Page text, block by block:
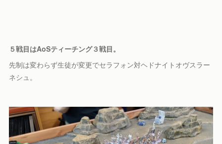
５戦目はAoSティーチング３戦目。
先制は変わらず生徒が変更でセラフォン対ヘドナイトオヴスラー
ネシュ。